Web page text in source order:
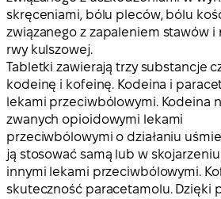
skręceniami, bólu pleców, bólu
związanego z zapaleniem stawów i
rwy kulszowej.
Tabletki zawierają trzy substancje
kodeinę i kofeinę. Kodeina i
lekami przeciwbólowymi. Kodeina
zwanych opioidowymi lekami
przeciwbólowymi o działaniu
ją stosować samą lub w skojarzeniu
innymi lekami przeciwbólowymi.
skuteczność paracetamolu. Dzięki